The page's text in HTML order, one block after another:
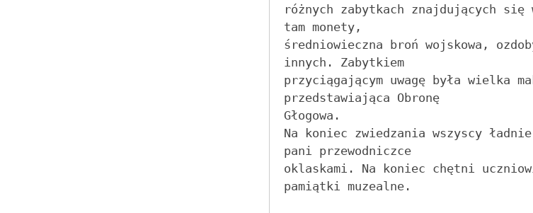
różnych zabytkach znajdujących
tam monety,
średniowieczna broń wojskowa,
innych. Zabytkiem
przyciągającym uwagę była wielka
przedstawiająca Obronę
Głogowa.
Na koniec zwiedzania wszyscy
pani przewodniczce
oklaskami. Na koniec chętni
pamiątki muzealne.